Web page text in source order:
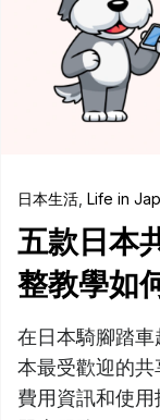
日本生活 Life in
五款日本
整教學如
在日本騎腳踏
本最受歡迎的共
費用資訊和使